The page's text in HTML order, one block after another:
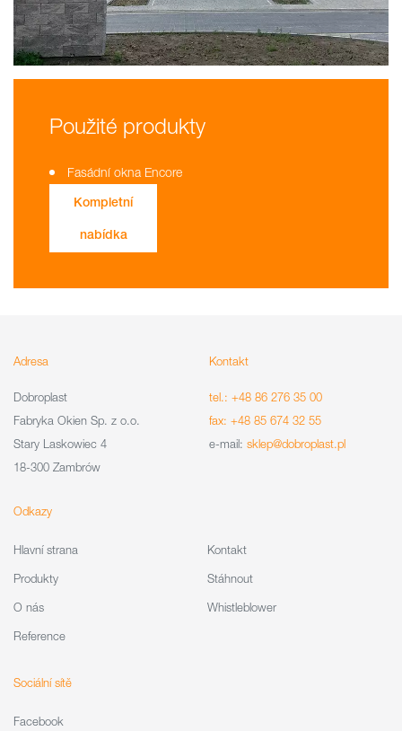
Použité produkty
Fasádní okna Encore
Kompletní
nabídka
Adresa
Dobroplast
Fabryka Okien Sp. z o.o.
Stary Laskowiec 4
18-300 Zambrów
Kontakt
tel.: +48 86 276 35 00
fax: +48 85 674 32 55
e-mail: sklep@dobroplast.pl
Odkazy
Hlavní strana
Produkty
O nás
Reference
Kontakt
Stáhnout
Whistleblower
Sociální sítě
Facebook